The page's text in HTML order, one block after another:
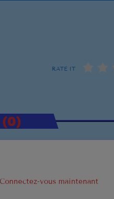
1
RATE IT
(0)
Connectez-vous maintenant